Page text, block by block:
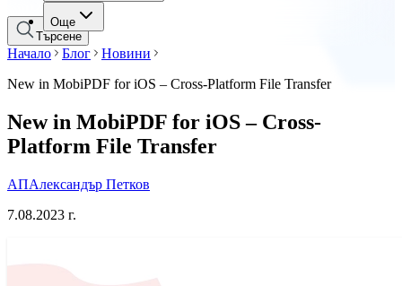
Още
Търсене
Начало Блог
Новини
New in MobiPDF for iOS – Cross-Platform File Transfer
New in MobiPDF for iOS – Cross-
Platform File Transfer
АПАлександър Петков
7.08.2023 г.